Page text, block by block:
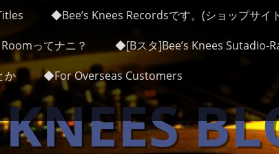
◆Bee’s Knees Recordsです。(ショップサイ
ってナニ？
◆[Bスタ]Bee’s Knees Sutadio-
か
◆For Overseas Customers